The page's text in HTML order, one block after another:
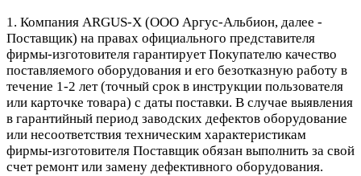
1. Компания ARGUS-X (ООО Аргус-Альбион, далее -
Поставщик) на правах официального представителя
фирмы-изготовителя гарантирует Покупателю качество
поставляемого оборудования и его безотказную работу в
течение 1-2 лет (точный срок в инструкции пользователя
или карточке товара) с даты поставки. В случае выявления
в гарантийный период заводских дефектов оборудование
или несоответствия техническим характеристикам
фирмы-изготовителя Поставщик обязан выполнить за свой
счет ремонт или замену дефективного оборудования.